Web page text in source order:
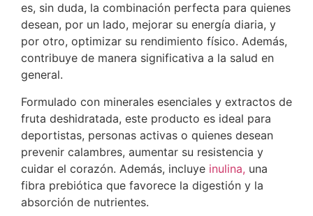
es, sin duda, la combinación perfecta para quienes
desean, por un lado, mejorar su energía diaria, y
por otro, optimizar su rendimiento físico. Además,
contribuye de manera significativa a la salud en
general.
Formulado con minerales esenciales y extractos de
fruta deshidratada, este producto es ideal para
deportistas, personas activas o quienes desean
prevenir calambres, aumentar su resistencia y
cuidar el corazón. Además, incluye inulina, una
fibra prebiótica que favorece la digestión y la
absorción de nutrientes.